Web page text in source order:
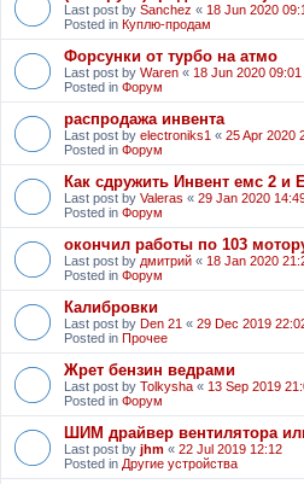
Last post by Sanchez « 18 Jun 2020
Posted in Куплю-продам
Форсунки от турбо на атмо
Last post by Waren « 18 Jun 2020 09:01
Posted in Форум
распродажа инвента
Last post by electroniks1 « 25 Apr 2020
Posted in Форум
Как сдружить Инвент емс 2 и
Last post by Valeras « 29 Jan 2020
Posted in Форум
окончил работы по 103
Last post by дмитрий « 18 Jan 2020
Posted in Форум
Калибровки
Last post by Den 21 « 29 Dec 2019
Posted in Прочее
Жрет бензин ведрами
Last post by Tolkysha « 13 Sep 2019
Posted in Форум
ШИМ драйвер вентилятора
Last post by jhm « 22 Jul 2019 12:12
Posted in Другие устройства